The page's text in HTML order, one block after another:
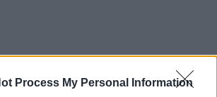
Process My Personal Information